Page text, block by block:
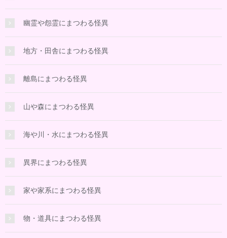
幽霊や怨霊にまつわる怪異
地方・田舎にまつわる怪異
離島にまつわる怪異
山や森にまつわる怪異
海や川・水にまつわる怪異
異界にまつわる怪異
家や家系にまつわる怪異
物・道具にまつわる怪異